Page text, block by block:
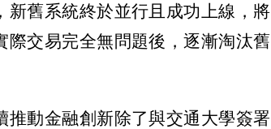
新舊系統終於並行且成功上線，將
際交易完全無問題後，逐漸淘汰舊
推動金融創新除了與交通大學簽署